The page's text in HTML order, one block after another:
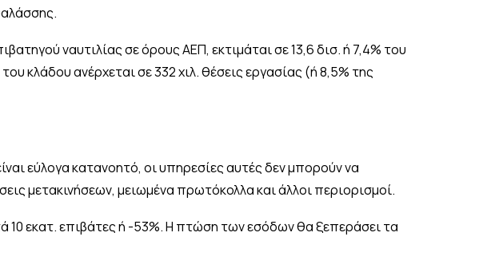
ναυτιλίας σε όρους ΑΕΠ, εκτιμάται σε 13,6 δισ. ή 7,4% του
κλάδου ανέρχεται σε 332 χιλ. θέσεις εργασίας (ή 8,5% της
εύλογα κατανοητό, οι υπηρεσίες αυτές δεν μπορούν να
μετακινήσεων, μειωμένα πρωτόκολλα και άλλοι περιορισμοί.
10 εκατ. επιβάτες ή -53%. Η πτώση των εσόδων θα ξεπεράσει τα